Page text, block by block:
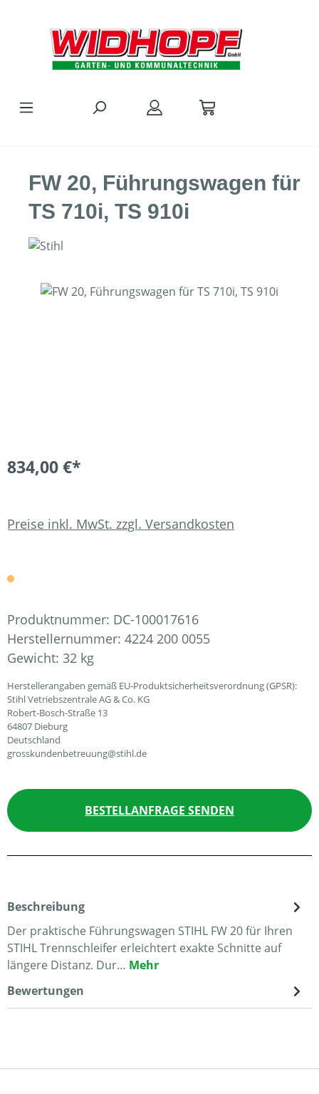
FW 20, Führungswagen für
TS 710i, TS 910i
Bildergalerie überspringen
834,00 €*
Preise inkl. MwSt. zzgl. Versandkosten
Produktnummer: DC-100017616
Herstellernummer: 4224 200 0055
Gewicht: 32 kg
Herstellerangaben gemäß EU-Produktsicherheitsverordnung (GPSR):
Stihl Vetriebszentrale AG & Co. KG
Robert-Bosch-Straße 13
64807 Dieburg
Deutschland
grosskundenbetreuung@stihl.de
BESTELLANFRAGE SENDEN
Beschreibung
Der praktische Führungswagen STIHL FW 20 für Ihren
STIHL Trennschleifer erleichtert exakte Schnitte auf
längere Distanz. Dur… Mehr
Bewertungen